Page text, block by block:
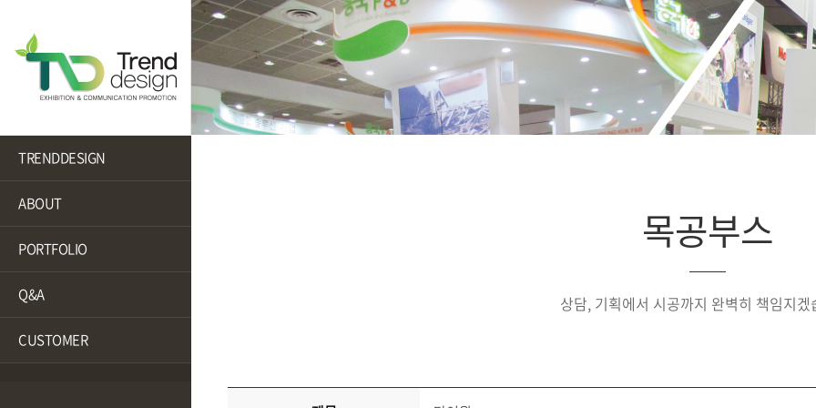
TRENDDESIGN
ABOUT
PORTFOLIO
Q&A
CUSTOMER
목공부스
상담, 기획에서 시공까지 완벽히 책임지겠